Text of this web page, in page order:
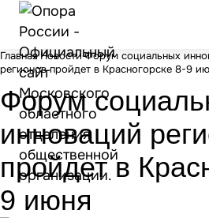
Главная Новости Форум социальных
регионов пройдет в Красногорске 8-9
Форум
инноваций
пройдет в
9 июня